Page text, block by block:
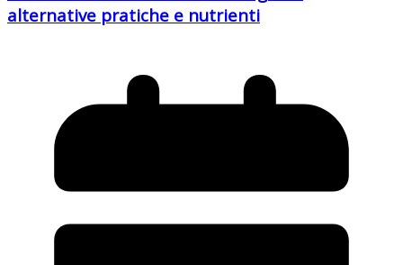
alternative pratiche e nutrienti